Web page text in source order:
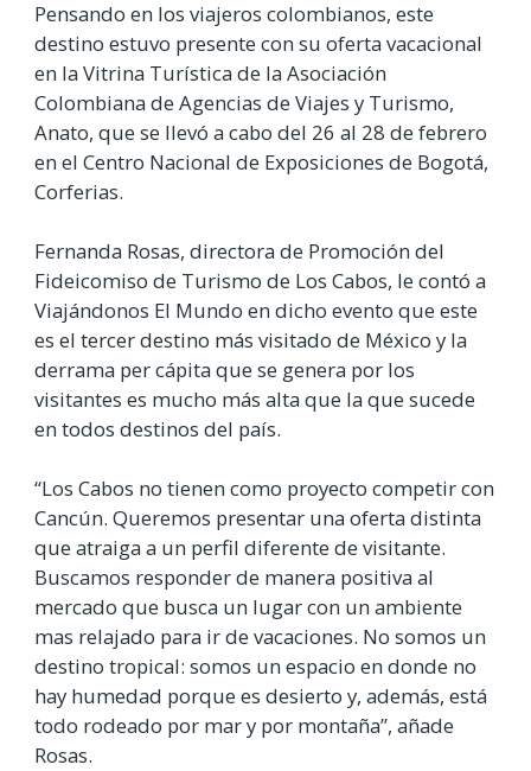
Pensando en los viajeros colombianos, este
destino estuvo presente con su oferta vacacional
en la Vitrina Turística de la Asociación
Colombiana de Agencias de Viajes y Turismo,
Anato, que se llevó a cabo del 26 al 28 de febrero
en el Centro Nacional de Exposiciones de Bogotá,
Corferias.
Fernanda Rosas, directora de Promoción del
Fideicomiso de Turismo de Los Cabos, le contó a
Viajándonos El Mundo en dicho evento que este
es el tercer destino más visitado de México y la
derrama per cápita que se genera por los
visitantes es mucho más alta que la que sucede
en todos destinos del país.
“Los Cabos no tienen como proyecto competir con
Cancún. Queremos presentar una oferta distinta
que atraiga a un perfil diferente de visitante.
Buscamos responder de manera positiva al
mercado que busca un lugar con un ambiente
mas relajado para ir de vacaciones. No somos un
destino tropical: somos un espacio en donde no
hay humedad porque es desierto y, además, está
todo rodeado por mar y por montaña”, añade
Rosas.